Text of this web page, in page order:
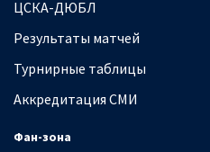
ЦСКА-ДЮБЛ
Результаты матчей
Турнирные таблицы
Аккредитация СМИ
Фан-зона